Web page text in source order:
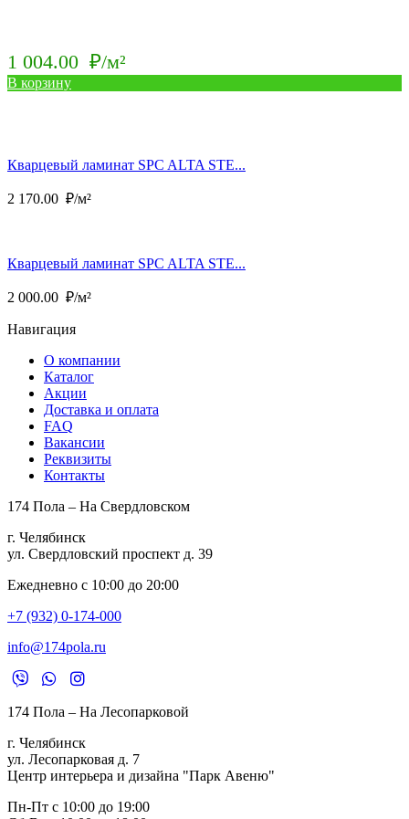
1 004.00 ₽/м²
В корзину
Кварцевый ламинат SPC ALTA STE...
2 170.00 ₽/м²
Кварцевый ламинат SPC ALTA STE...
2 000.00 ₽/м²
Навигация
О компании
Каталог
Акции
Доставка и оплата
FAQ
Вакансии
Реквизиты
Контакты
174 Пола – На Свердловском
г. Челябинск
ул. Свердловский проспект д. 39
Ежедневно с 10:00 до 20:00
+7 (932) 0-174-000
info@174pola.ru
174 Пола – На Лесопарковой
г. Челябинск
ул. Лесопарковая д. 7
Центр интерьера и дизайна "Парк Авеню"
Пн-Пт с 10:00 до 19:00